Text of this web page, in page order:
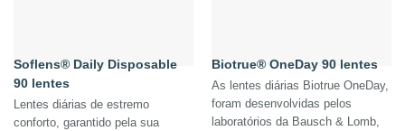
Soflens® Daily Disposable
90 lentes
Lentes diárias de estremo
conforto, garantido pela sua
Biotrue® OneDay 90 lentes
As lentes diárias Biotrue OneDay,
foram desenvolvidas pelos
laboratórios da Bausch & Lomb,